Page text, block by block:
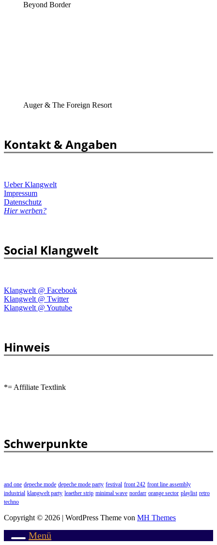
Beyond Border
Auger & The Foreign Resort
Kontakt & Angaben
Ueber Klangwelt
Impressum
Datenschutz
Hier werben?
Social Klangwelt
Klangwelt @ Facebook
Klangwelt @ Twitter
Klangwelt @ Youtube
Hinweis
*= Affiliate Textlink
Schwerpunkte
and one depeche mode depeche mode party festival front 242 front line assembly
industrial klangwelt party leaether strip minimal wave nordarr orange sector playlist retro
techno
Copyright © 2026 | WordPress Theme von MH Themes
Menü